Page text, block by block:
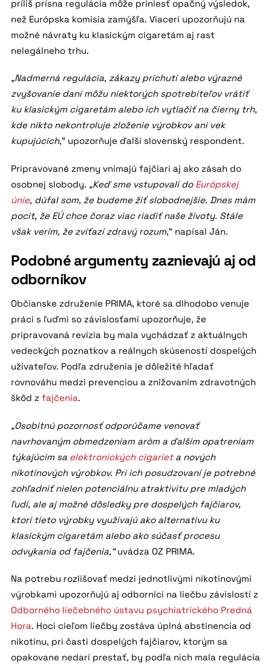
príliš prísna regulácia môže priniesť opačný výsledok,
než Európska komisia zamýšľa. Viacerí upozorňujú na
možné návraty ku klasickým cigaretám aj rast
nelegálneho trhu.
„Nadmerná regulácia, zákazy príchutí alebo výrazné
zvyšovanie daní môžu niektorých spotrebiteľov vrátiť
ku klasickým cigaretám alebo ich vytlačiť na čierny trh,
kde nikto nekontroluje zloženie výrobkov ani vek
kupujúcich,“ upozorňuje ďalší slovenský respondent.
Pripravované zmeny vnímajú fajčiari aj ako zásah do
osobnej slobody. „Keď sme vstupovali do Európskej
únie, dúfal som, že budeme žiť slobodnejšie. Dnes mám
pocit, že EÚ chce čoraz viac riadiť naše životy. Stále
však verím, že zvíťazí zdravý rozum,“ napísal Ján.
Podobné argumenty zaznievajú aj od
odborníkov
Občianske združenie PRIMA, ktoré sa dlhodobo venuje
práci s ľuďmi so závislosťami upozorňuje, že
pripravovaná revízia by mala vychádzať z aktuálnych
vedeckých poznatkov a reálnych skúseností dospelých
užívateľov. Podľa združenia je dôležité hľadať
rovnováhu medzi prevenciou a znižovaním zdravotných
škôd z fajčenia.
„Osobitnú pozornosť odporúčame venovať
navrhovaným obmedzeniam aróm a ďalším opatreniam
týkajúcim sa elektronických cigarieta nových
nikotínových výrobkov. Pri ich posudzovaní je potrebné
zohľadniť nielen potenciálnu atraktivitu pre mladých
ľudí, ale aj možné dôsledky pre dospelých fajčiarov,
ktorí tieto výrobky využívajú ako alternatívu ku
klasickým cigaretám alebo ako súčasť procesu
odvykania od fajčenia,“uvádza OZ PRIMA.
Na potrebu rozlišovať medzi jednotlivými nikotínovými
výrobkami upozorňujú aj odborníci na liečbu závislostí z
Odborného liečebného ústavu psychiatrického Predná
Hora. Hoci cieľom liečby zostáva úplná abstinencia od
nikotínu, pri časti dospelých fajčiarov, ktorým sa
opakovane nedarí prestať, by podľa nich mala regulácia